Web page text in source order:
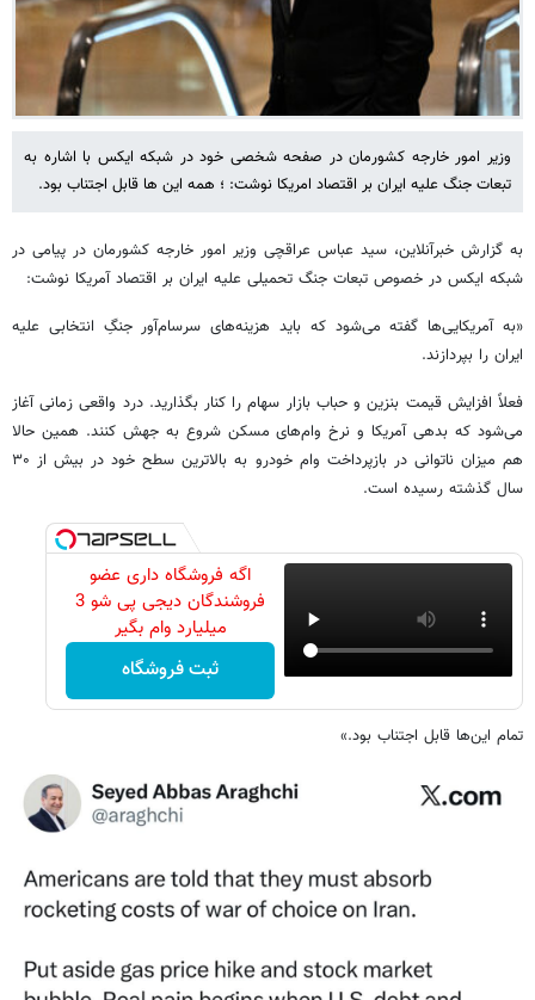
وزیر امور خارجه کشورمان در صفحه شخصی خود در شبکه ایکس با اشاره به
تبعات جنگ علیه ایران بر اقتصاد امریکا نوشت: ؛ همه این ها قابل اجتناب بود.
به گزارش خبرآنلاین، سید عباس عراقچی وزیر امور خارجه‌ کشورمان در پیامی در
شبکه ایکس در خصوص تبعات جنگ تحمیلی علیه ایران بر اقتصاد آمریکا نوشت:
«به آمریکایی‌ها گفته می‌شود که باید هزینه‌های سرسام‌آور جنگِ انتخابی علیه
ایران را بپردازند.
فعلاً افزایش قیمت بنزین و حباب بازار سهام را کنار بگذارید. درد واقعی زمانی آغاز
می‌شود که بدهی آمریکا و نرخ وام‌های مسکن شروع به جهش کنند. همین حالا
هم میزان ناتوانی در بازپرداخت وام خودرو به بالاترین سطح خود در بیش از ۳۰
سال گذشته رسیده است.
اگه فروشگاه داری عضو
فروشندگان دیجی پی شو 3
میلیارد وام بگیر
ثبت فروشگاه
تمام این‌ها قابل اجتناب بود.»